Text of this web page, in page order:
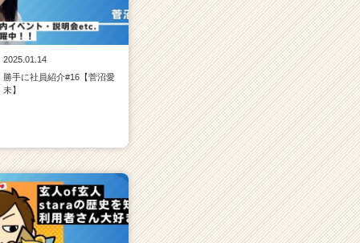
2025.01.14
勝手に社員紹介#16【菅沼愛
未】